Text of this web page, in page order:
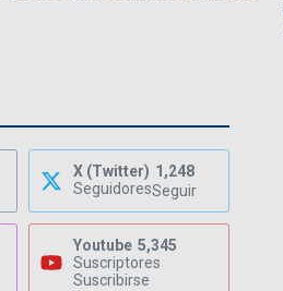
X (Twitter) 1,248
SeguidoresSeguir
Youtube 5,345
Suscriptores
Suscribirse